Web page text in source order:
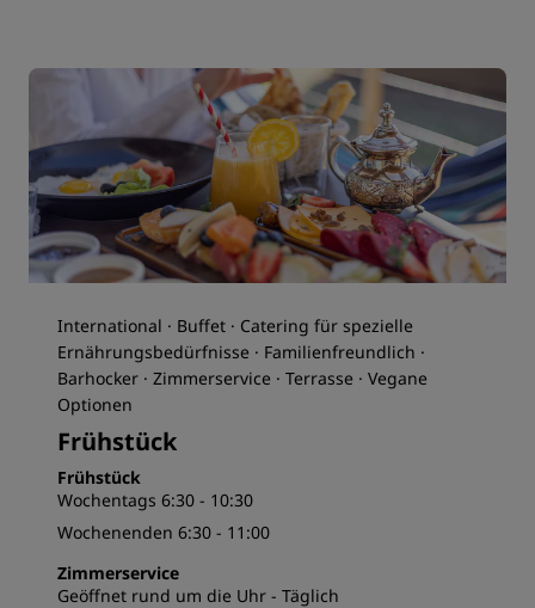
International · Buffet · Catering für spezielle
Ernährungsbedürfnisse · Familienfreundlich ·
Barhocker · Zimmerservice · Terrasse · Vegane
Optionen
Frühstück
Frühstück
Wochentags 6:30 - 10:30
Wochenenden 6:30 - 11:00
Zimmerservice
Geöffnet rund um die Uhr - Täglich